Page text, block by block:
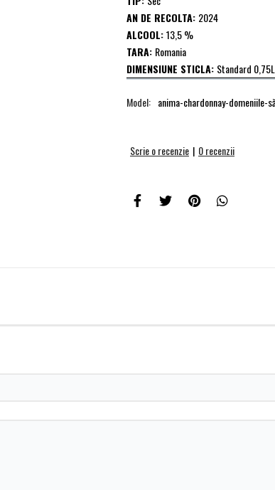
AN DE RECOLTA: 2024
ALCOOL:13,5 %
TARA: Romania
DIMENSIUNE STICLA: Standard 0,75L
Model: anima-chardonnay-domeniile-
Scrie o recenzie | 0 recenzii